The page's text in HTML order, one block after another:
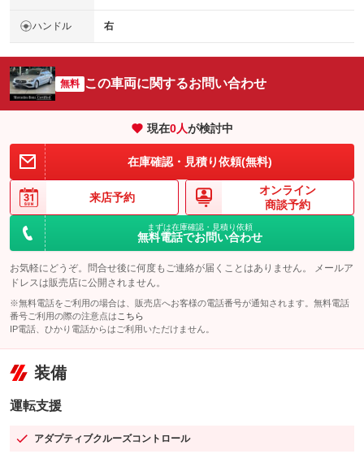
ハンドル 右
無料 この車両に関するお問い合わせ
現在0人が検討中
在庫確認・見積り依頼(無料)
来店予約
オンライン
商談予約
まずは在庫確認・見積り依頼
無料電話でお問い合わせ
お気軽にどうぞ。問合せ後に何度もご連絡が届くことはありません。 メールア
ドレスは販売店に公開されません。
※無料電話をご利用の場合は、販売店へお客様の電話番号が通知されます。無料電話
番号ご利用の際の注意点は こちら
IP電話、ひかり電話からはご利用いただけません。
装備
運転支援
アダプティブクルーズコントロール
：装備あり